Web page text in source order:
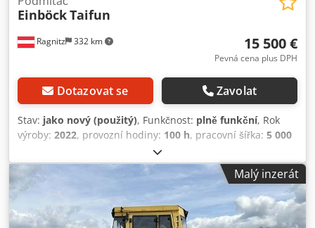
Ragnitz 332 km
EinböckTaifun
15 500 €
Pevná cena plus DPH
Dotazovat se Zavolat
Stav: jako nový (použitý), Funkčnost: plně funkční, Rok
výroby: 2022, provozní hodiny: 100 h, pracovní šířka: 5 000
, pohotovostní hmotnost:2 190 kg
osvětlení, Einböck lehký kultivátor 5 m. Jako nový, používán
pouze 1 rok. Před prodejem budou všechny radličky typu
husí noha vyměněny. Včetně osvětlení. Dwodpoy R Tw Rjfx
Apqsa
Malý inzerát